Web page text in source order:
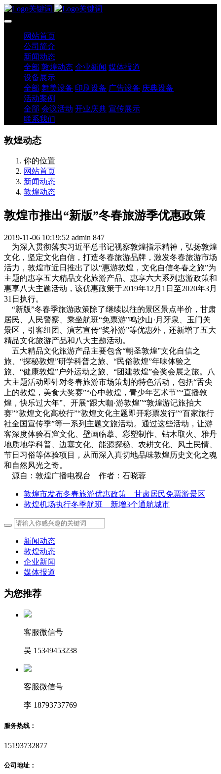
网站首页
公司简介
新闻动态
全部 敦煌动态 企业新闻 媒体报道
设备展示
全部 舞美设备 印刷设备 广告设备 庆典设备
活动案例
全部 会议活动 开业庆典 宣传展示
联系我们
敦煌动态
你的位置
网站首页
新闻动态
敦煌动态
敦煌市推出“新版”冬春旅游季优惠政策
2019-11-06 10:19:52 admin 847
为深入贯彻落实习近平总书记视察敦煌指示精神，弘扬敦煌
文化，坚定文化自信，打造冬春旅游品牌，激发冬春旅游市场
活力，敦煌市近日推出了以“惠游敦煌，文化自信冬春之旅”为
主题的惠享五大精品文化旅游产品、惠享六大系列惠游政策和
惠享八大主题活动，该优惠政策于2019年12月1日至2020年3月
31日执行。
“新版”冬春季旅游政策除了继续以往的景区景点半价，甘肃
居民、人民警察、乘坐航班“免票游”鸣沙山·月牙泉、玉门关
景区，引客组团、演艺宣传“奖补游”等优惠外，还新增了五大
精品文化旅游产品和八大主题活动。
五大精品文化旅游产品主要包含“朝圣敦煌”文化自信之
旅、“探秘敦煌”研学科普之旅、“民俗敦煌”年味体验之
旅、“健康敦煌”户外运动之旅、“团建敦煌”会奖会展之旅。八
大主题活动即针对冬春旅游市场策划的特色活动，包括“舌尖
上的敦煌，美食大奖赛”“心中敦煌，青少年艺术节”“直播敦
煌，快乐过大年”、开展“跟大咖·游敦煌”“敦煌游记旅拍大
赛”“敦煌文化高校行”“敦煌文化主题即开彩票发行”“百家旅行
社全国宣传季”等一系列主题文旅活动。通过这些活动，让游
客深度体验石窟文化、壁画临摹、彩塑制作、钻木取火、雅丹
地质地学科普、边塞文化、能源探秘、农耕文化、风土民情、
节日习俗等体验项目，从而深入真切地品味敦煌历史文化之魂
和自然风光之奇。
源自：敦煌广播电视台 作者：石晓蓉
敦煌市发布冬春旅游优惠政策 甘肃居民免票游景区
敦煌机场执行冬季航班 新增3个通航城市
新闻动态
敦煌动态
企业新闻
媒体报道
为您推荐
客服微信号
吴 15349453238
客服微信号
李 18793737769
服务热线：
15193732877
公司地址：